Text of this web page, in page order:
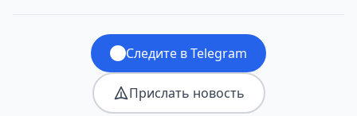
Следите в Telegram
Прислать новость